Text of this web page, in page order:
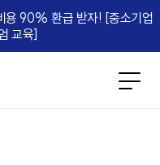
용 90% 환급 받자! [중소기업
교육]​